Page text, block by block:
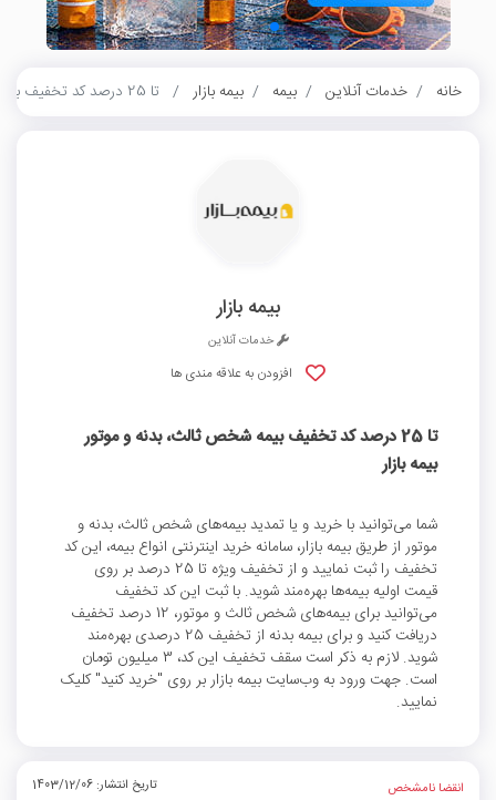
خانه خدمات آنلاین بیمه بیمه بازار تا 25 درصد کد تخفیف بیمه شخص ثالث، بدنه و موتور بیمه بازار
بیمه بازار
خدمات آنلاین
افزودن به علاقه مندی ها
تا 25 درصد کد تخفیف بیمه شخص ثالث، بدنه و موتور
بیمه بازار
شما می‌توانید با خرید و یا تمدید بیمه‌های شخص ثالث، بدنه و
موتور از طریق بیمه بازار، سامانه خرید اینترنتی انواع بیمه، این کد
تخفیف را ثبت نمایید و از تخفیف ویژه تا 25 درصد بر روی
قیمت اولیه بیمه‌ها بهره‌مند شوید. با ثبت این کد تخفیف
می‌توانید برای بیمه‌های شخص ثالث و موتور، 12 درصد تخفیف
دریافت کنید و برای بیمه بدنه از تخفیف 25 درصدی بهره‌مند
شوید. لازم به ذکر است سقف تخفیف این کد، 3 میلیون تومان
است. جهت ورود به وب‌سایت بیمه بازار بر روی "خرید کنید" کلیک
نمایید.
انقضا نامشخص تاریخ انتشار: 1403/12/06